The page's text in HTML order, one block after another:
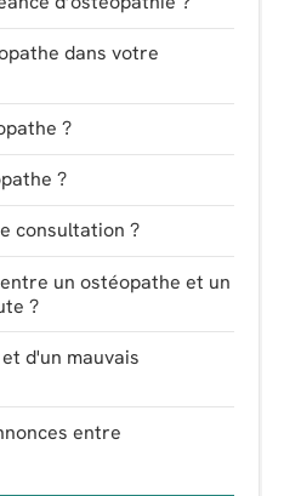
dans votre
?
?
consultation ?
un ostéopathe et un
?
d'un mauvais
entre